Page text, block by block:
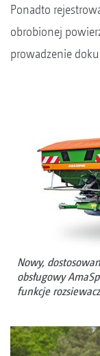
Ponadto
obrobionej
prowadzenie
Nowy,
obsługowy
funkcje